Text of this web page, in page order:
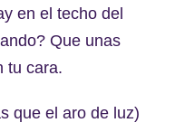
en el techo del
Que unas
tu cara.
que el aro de luz)